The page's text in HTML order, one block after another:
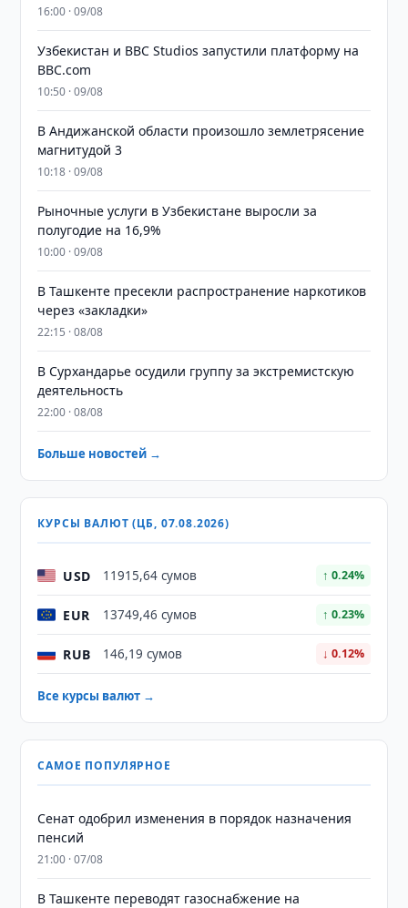
16:00 · 09/08
Узбекистан и BBC Studios запустили платформу на
BBC.com
10:50 · 09/08
В Андижанской области произошло землетрясение
магнитудой 3
10:18 · 09/08
Рыночные услуги в Узбекистане выросли за
полугодие на 16,9%
10:00 · 09/08
В Ташкенте пресекли распространение наркотиков
через «закладки»
22:15 · 08/08
В Сурхандарье осудили группу за экстремистскую
деятельность
22:00 · 08/08
Больше новостей →
КУРСЫ ВАЛЮТ (ЦБ, 07.08.2026)
USD 11915,64 сумов ↑ 0.24%
EUR 13749,46 сумов ↑ 0.23%
RUB 146,19 сумов ↓ 0.12%
Все курсы валют →
САМОЕ ПОПУЛЯРНОЕ
Сенат одобрил изменения в порядок назначения
пенсий
21:00 · 07/08
В Ташкенте переводят газоснабжение на